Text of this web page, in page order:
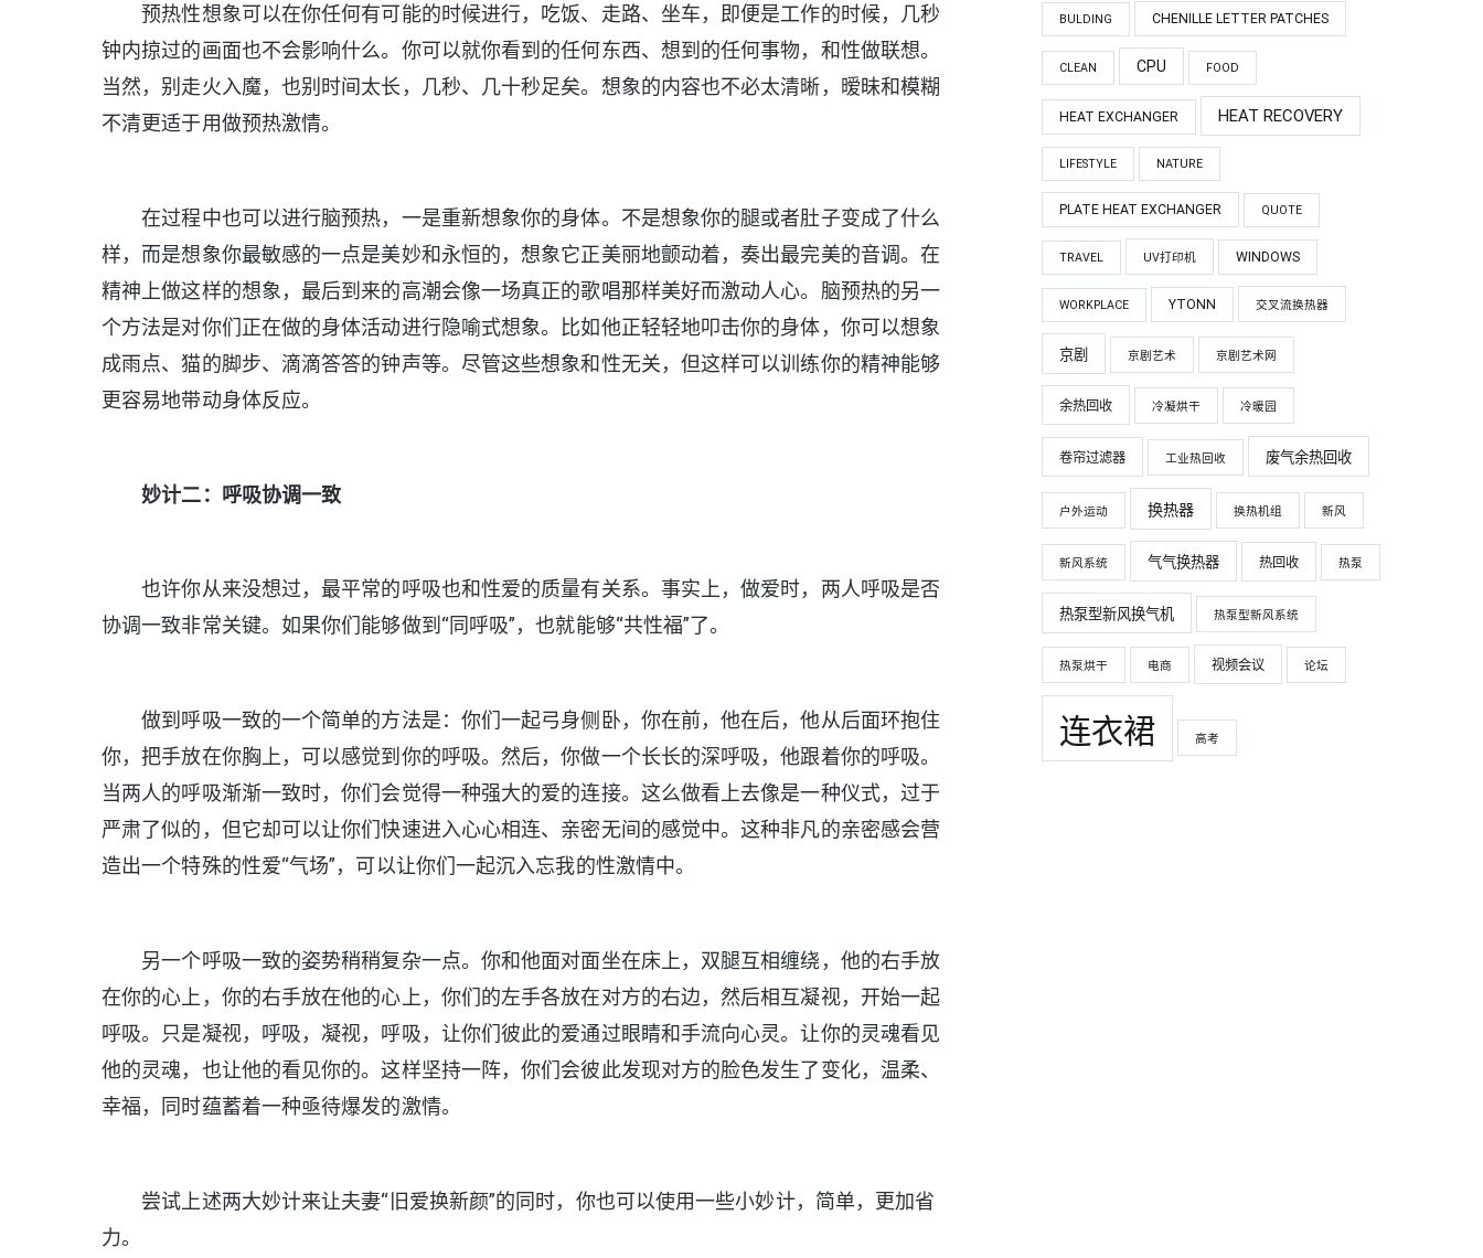
预热性想象可以在你任何有可能的时候进行，吃饭、走路、坐车，即便是工作的时候，几秒
钟内掠过的画面也不会影响什么。你可以就你看到的任何东西、想到的任何事物，和性做联想。
当然，别走火入魔，也别时间太长，几秒、几十秒足矣。想象的内容也不必太清晰，暧昧和模糊
不清更适于用做预热激情。
在过程中也可以进行脑预热，一是重新想象你的身体。不是想象你的腿或者肚子变成了什么
样，而是想象你最敏感的一点是美妙和永恒的，想象它正美丽地颤动着，奏出最完美的音调。在
精神上做这样的想象，最后到来的高潮会像一场真正的歌唱那样美好而激动人心。脑预热的另一
个方法是对你们正在做的身体活动进行隐喻式想象。比如他正轻轻地叩击你的身体，你可以想象
成雨点、猫的脚步、滴滴答答的钟声等。尽管这些想象和性无关，但这样可以训练你的精神能够
更容易地带动身体反应。
妙计二：呼吸协调一致
也许你从来没想过，最平常的呼吸也和性爱的质量有关系。事实上，做爱时，两人呼吸是否
协调一致非常关键。如果你们能够做到“同呼吸”，也就能够“共性福”了。
做到呼吸一致的一个简单的方法是：你们一起弓身侧卧，你在前，他在后，他从后面环抱住
你，把手放在你胸上，可以感觉到你的呼吸。然后，你做一个长长的深呼吸，他跟着你的呼吸。
当两人的呼吸渐渐一致时，你们会觉得一种强大的爱的连接。这么做看上去像是一种仪式，过于
严肃了似的，但它却可以让你们快速进入心心相连、亲密无间的感觉中。这种非凡的亲密感会营
造出一个特殊的性爱“气场”，可以让你们一起沉入忘我的性激情中。
另一个呼吸一致的姿势稍稍复杂一点。你和他面对面坐在床上，双腿互相缠绕，他的右手放
在你的心上，你的右手放在他的心上，你们的左手各放在对方的右边，然后相互凝视，开始一起
呼吸。只是凝视，呼吸，凝视，呼吸，让你们彼此的爱通过眼睛和手流向心灵。让你的灵魂看见
他的灵魂，也让他的看见你的。这样坚持一阵，你们会彼此发现对方的脸色发生了变化，温柔、
幸福，同时蕴蓄着一种亟待爆发的激情。
尝试上述两大妙计来让夫妻“旧爱换新颜”的同时，你也可以使用一些小妙计，简单，更加省
力。
BULDING CHENILLE LETTER PATCHES
CLEAN CPU FOOD
HEAT EXCHANGER HEAT RECOVERY
LIFESTYLE NATURE
PLATE HEAT EXCHANGER QUOTE
TRAVEL UV打印机 WINDOWS
WORKPLACE YTONN 交叉流换热器
京剧 京剧艺术 京剧艺术网
余热回收 冷凝烘干 冷暖园
卷帘过滤器 工业热回收 废气余热回收
户外运动 换热器 换热机组 新风
新风系统 气气换热器 热回收 热泵
热泵型新风换气机 热泵型新风系统
热泵烘干 电商 视频会议 论坛
连衣裙 高考